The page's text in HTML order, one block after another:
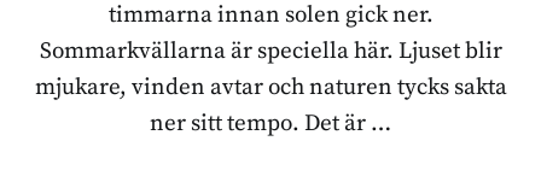
timmarna innan solen gick ner.
Sommarkvällarna är speciella här. Ljuset blir
mjukare, vinden avtar och naturen tycks sakta
ner sitt tempo. Det är …